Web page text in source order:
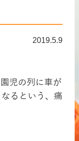
2019.5.9
児の列に車が
るという、痛